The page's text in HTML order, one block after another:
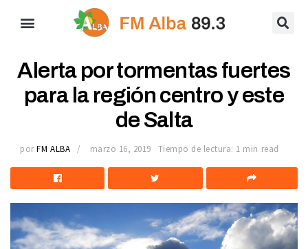
Alerta por tormentas fuertes
para la región centro y este
de Salta
por FM ALBA marzo 16, 2019 Tiempo de lectura: 1 min read